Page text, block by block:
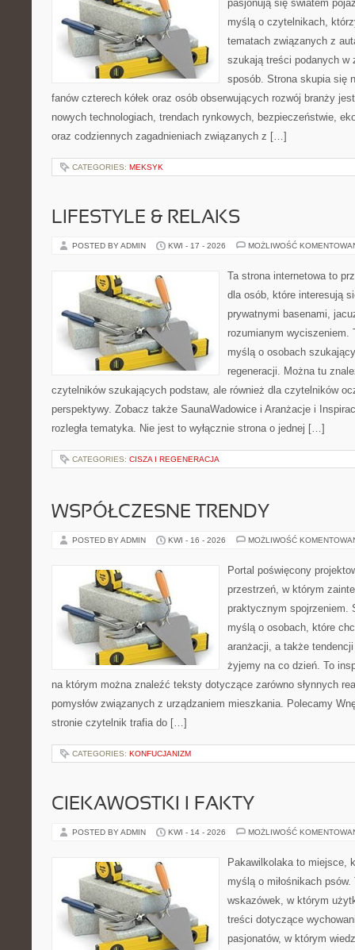
pasjonują się światem
myślą o czytelnikach,
tematach związanych z
szukają treści podanych w
sposób. Strona skupia się
fanów czterech kółek oraz osób obserwujących rozwój branży
nowych technologiach, trendach rynkowych, bezpieczeństwie,
oraz codziennych zagadnieniach związanych z […]
CATEGORIES: MEKSYK
LIFESTYLE & RELAKS
POSTED BY ADMIN KWI - 17 - 2026 MOŻLIWOŚĆ
Ta strona internetowa to
dla osób, które interesują
prywatnymi basenami,
rozumianym wyciszeniem.
myślą o osobach
regeneracji. Można tu
czytelników szukających podstaw, ale również dla czytelników
perspektywy. Zobacz także SaunaWadowice i Aranżacje i
rozległa tematyka. Nie jest to wyłącznie strona o jednej […]
CATEGORIES: CISZA I REGENERACJA
WSPÓŁCZESNE TRENDY
POSTED BY ADMIN KWI - 16 - 2026 MOŻLIWOŚĆ
Portal poświęcony
przestrzeń, w którym
praktycznym spojrzeniem.
myślą o osobach, które
aranżacji, a także
żyjemy na co dzień. To
na którym można znaleźć teksty dotyczące zarówno słynnych
pomysłów związanych z urządzaniem mieszkania. Polecamy
stronie czytelnik trafia do […]
CATEGORIES: KONFUCJANIZM
CIEKAWOSTKI I FAKTY
POSTED BY ADMIN KWI - 14 - 2026 MOŻLIWOŚĆ
Pakawilkolaka to miejsce,
myślą o miłośnikach
wskazówek, w którym
treści dotyczące
pasjonatów, w którym